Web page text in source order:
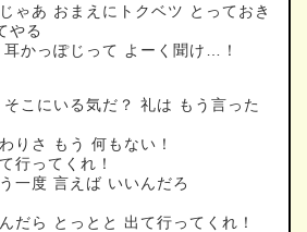
ゃあ おまえにトクベツ とっておき
やる
耳かっぽじって よーく聞け…！
こにいる気だ？ 礼は もう言った
りさ もう 何もない！
行ってくれ！
一度 言えば いいんだろ
だら とっとと 出て行ってくれ！